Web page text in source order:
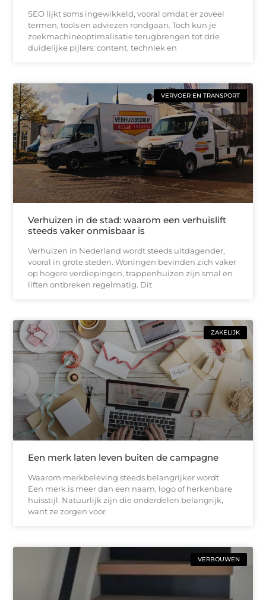
SEO lijkt soms ingewikkeld, vooral omdat er zoveel
termen, tools en adviezen rondgaan. Toch kun je
zoekmachineoptimalisatie terugbrengen tot drie
duidelijke pijlers: content, techniek en
VERVOER EN TRANSPORT
Verhuizen in de stad: waarom een verhuislift
steeds vaker onmisbaar is
Verhuizen in Nederland wordt steeds uitdagender,
vooral in grote steden. Woningen bevinden zich vaker
op hogere verdiepingen, trappenhuizen zijn smal en
liften ontbreken regelmatig. Dit
ZAKELIJK
Een merk laten leven buiten de campagne
Waarom merkbeleving steeds belangrijker wordt
Een merk is meer dan een naam, logo of herkenbare
huisstijl. Natuurlijk zijn die onderdelen belangrijk,
want ze zorgen voor
VERBOUWEN